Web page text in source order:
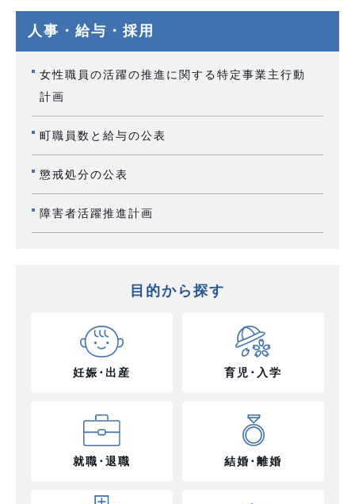
人事・給与・採用
女性職員の活躍の推進に関する特定事業主行動
計画
町職員数と給与の公表
懲戒処分の公表
障害者活躍推進計画
目的から探す
妊娠･出産 育児･入学
就職･退職 結婚･離婚